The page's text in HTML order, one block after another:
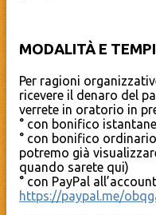
MODALITÀ E
Per ragioni
ricevere il denaro del
verrete in oratorio in
° con bonifico
° con bonifico
potremo già
quando sarete qui)
° con PayPal
https://paypal.me/